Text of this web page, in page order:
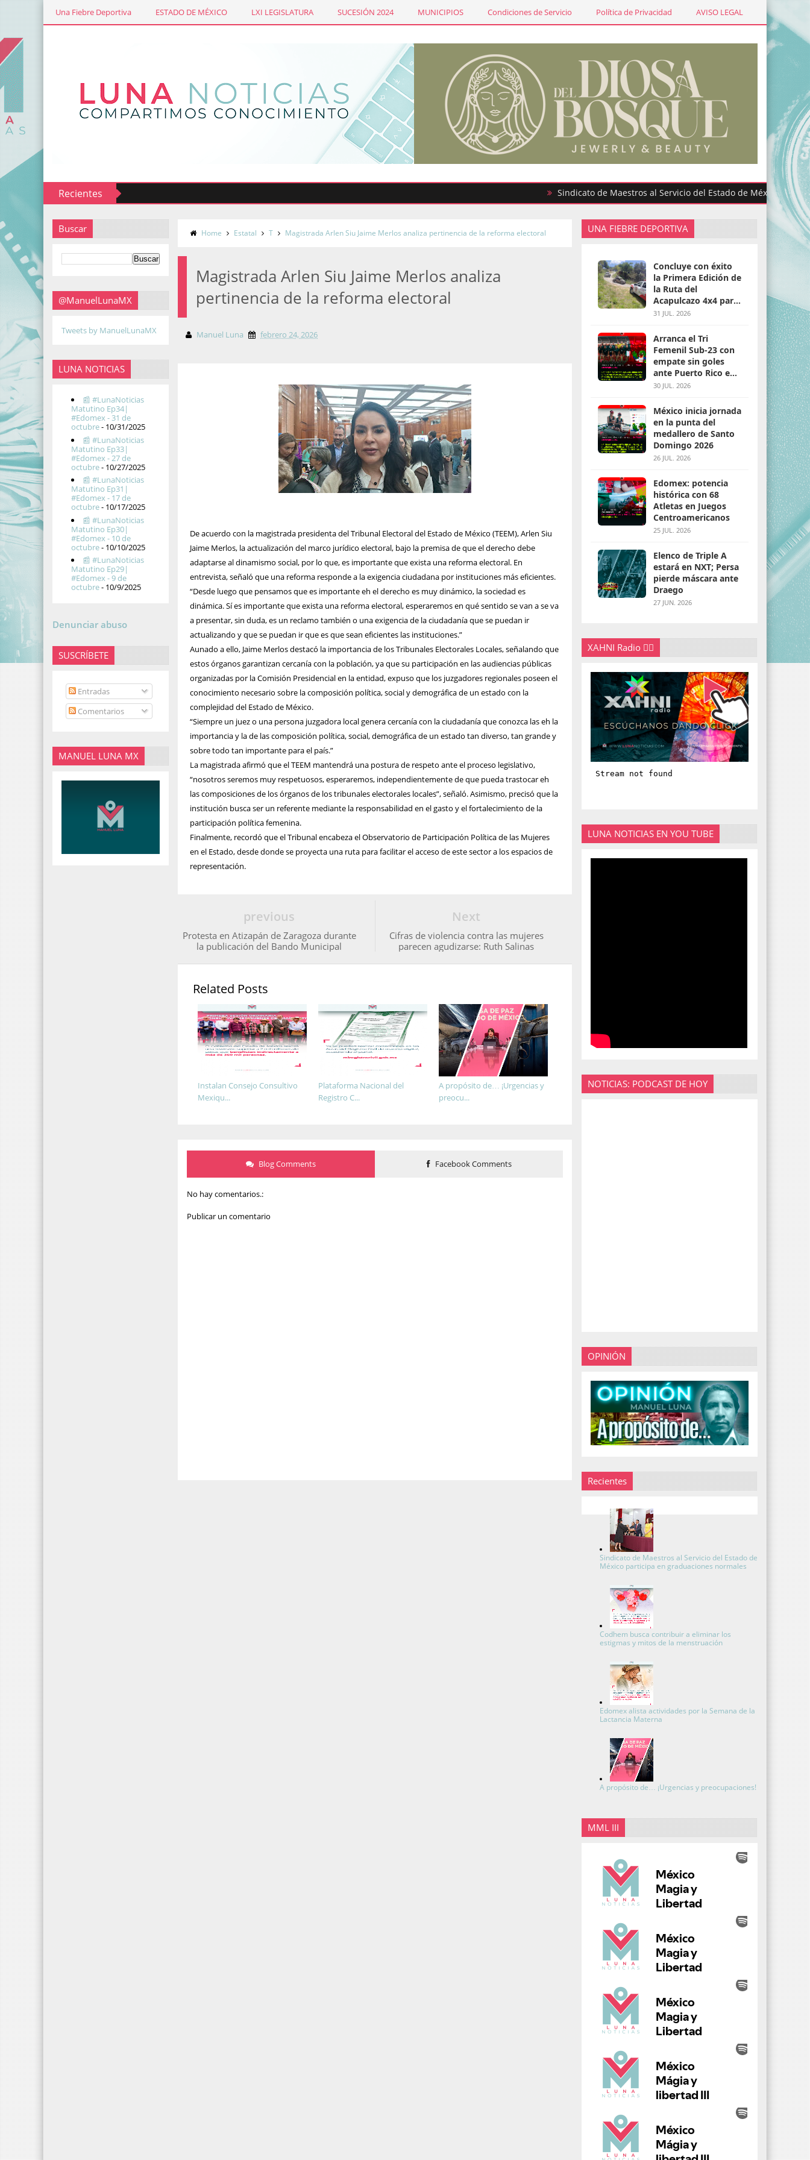
Una Fiebre Deportiva ESTADO DE MÉXICO LXI LEGISLATURA SUCESIÓN 2024 MUNICIPIOS Condiciones de Servicio Política de Privacidad AVISO LEGAL
Recientes
Sindicato de Maestros al Servicio del Estado de México participa en
Miradas de las Ciudades Mexiquenses
Buscar
@ManuelLunaMX
Tweets by ManuelLunaMX
LUNA NOTICIAS
📰 #LunaNoticias
Matutino Ep34|
#Edomex - 31 de
octubre- 10/31/2025
📰 #LunaNoticias
Matutino Ep33|
#Edomex - 27 de
octubre- 10/27/2025
📰 #LunaNoticias
Matutino Ep31|
#Edomex - 17 de
octubre- 10/17/2025
📰 #LunaNoticias
Matutino Ep30|
#Edomex - 10 de
octubre- 10/10/2025
📰 #LunaNoticias
Matutino Ep29|
#Edomex - 9 de
octubre- 10/9/2025
Denunciar abuso
SUSCRÍBETE
Entradas
Comentarios
MANUEL LUNA MX
Home Estatal T Magistrada Arlen Siu Jaime Merlos analiza pertinencia de la reforma electoral
Magistrada Arlen Siu Jaime Merlos analiza
pertinencia de la reforma electoral
Manuel Luna febrero 24, 2026
De acuerdo con la magistrada presidenta del Tribunal Electoral del Estado de México (TEEM), Arlen Siu
Jaime Merlos, la actualización del marco jurídico electoral, bajo la premisa de que el derecho debe
adaptarse al dinamismo social, por lo que, es importante que exista una reforma electoral. En
entrevista, señaló que una reforma responde a la exigencia ciudadana por instituciones más eficientes.
“Desde luego que pensamos que es importante eh el derecho es muy dinámico, la sociedad es
dinámica. Sí es importante que exista una reforma electoral, esperaremos en qué sentido se van a se va
a presentar, sin duda, es un reclamo también o una exigencia de la ciudadanía que se puedan ir
actualizando y que se puedan ir que es que sean eficientes las instituciones.”
Aunado a ello, Jaime Merlos destacó la importancia de los Tribunales Electorales Locales, señalando que
estos órganos garantizan cercanía con la población, ya que su participación en las audiencias públicas
organizadas por la Comisión Presidencial en la entidad, expuso que los juzgadores regionales poseen el
conocimiento necesario sobre la composición política, social y demográfica de un estado con la
complejidad del Estado de México.
“Siempre un juez o una persona juzgadora local genera cercanía con la ciudadanía que conozca las eh la
importancia y la de las composición política, social, demográfica de un estado tan diverso, tan grande y
sobre todo tan importante para el país.”
La magistrada afirmó que el TEEM mantendrá una postura de respeto ante el proceso legislativo,
“nosotros seremos muy respetuosos, esperaremos, independientemente de que pueda trastocar eh
las composiciones de los órganos de los tribunales electorales locales”, señaló. Asimismo, precisó que la
institución busca ser un referente mediante la responsabilidad en el gasto y el fortalecimiento de la
participación política femenina.
Finalmente, recordó que el Tribunal encabeza el Observatorio de Participación Política de las Mujeres
en el Estado, desde donde se proyecta una ruta para facilitar el acceso de este sector a los espacios de
representación.
Next
Cifras de violencia contra las mujeres
parecen agudizarse: Ruth Salinas
previous
Protesta en Atizapán de Zaragoza durante
la publicación del Bando Municipal
Related Posts
A propósito de… ¡Urgencias y
preocu...
Plataforma Nacional del
Registro C...
Instalan Consejo Consultivo
Mexiqu...
Blog Comments Facebook Comments
No hay comentarios.:
Publicar un comentario
UNA FIEBRE DEPORTIVA
Concluye con éxito
la Primera Edición de
la Ruta del
Acapulcazo 4x4 para
parejas
31 JUL. 2026
Arranca el Tri
Femenil Sub-23 con
empate sin goles
ante Puerto Rico en
Santo Domingo 2026
30 JUL. 2026
México inicia jornada
en la punta del
medallero de Santo
Domingo 2026
26 JUL. 2026
Edomex: potencia
histórica con 68
Atletas en Juegos
Centroamericanos
25 JUL. 2026
Elenco de Triple A
estará en NXT; Persa
pierde máscara ante
Draego
27 JUN. 2026
XAHNI Radio 👇🏽
LUNA NOTICIAS EN YOU TUBE
NOTICIAS: PODCAST DE HOY
OPINIÓN
Recientes
Sindicato de Maestros al Servicio del Estado de
México participa en graduaciones normales
Codhem busca contribuir a eliminar los
estigmas y mitos de la menstruación
Edomex alista actividades por la Semana de la
Lactancia Materna
A propósito de… ¡Urgencias y preocupaciones!
MML III